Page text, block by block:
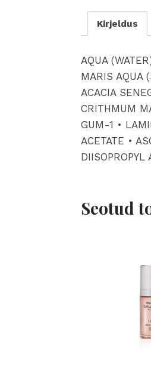
Kirjeldus
AQUA
MARIS AQUA
ACACIA
CRITHMUM
GUM-1 •
ACETATE •
Seotud